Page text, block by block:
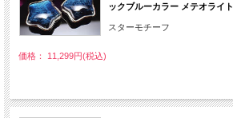
ックブルーカラー メテオライト
スターモチーフ
価格： 11,299円(税込)